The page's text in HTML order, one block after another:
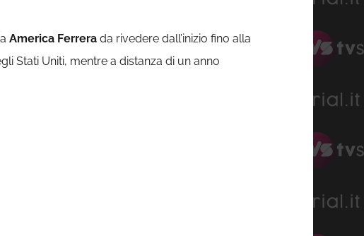
America Ferrera da rivedere dall’inizio fino alla
Stati Uniti, mentre a distanza di un anno